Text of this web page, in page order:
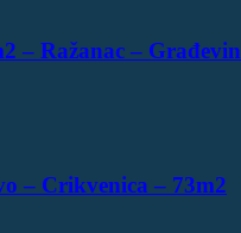
– Ražanac –
– Crikvenica – 73m2